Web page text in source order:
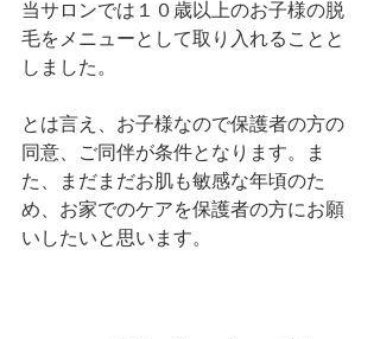
当サロンでは１０歳以上のお子様の脱
毛をメニューとして取り入れることと
しました。
とは言え、お子様なので保護者の方の
同意、ご同伴が条件となります。ま
た、まだまだお肌も敏感な年頃のた
め、お家でのケアを保護者の方にお願
いしたいと思います。